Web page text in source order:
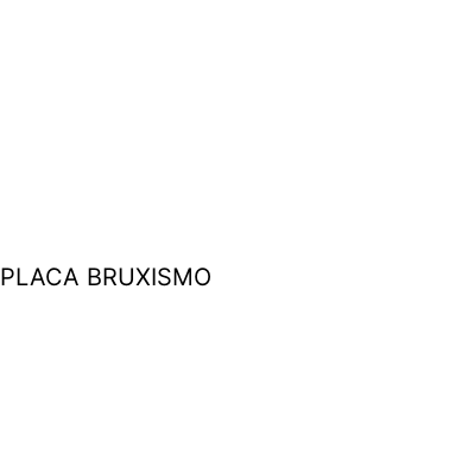
PLACA BRUXISMO